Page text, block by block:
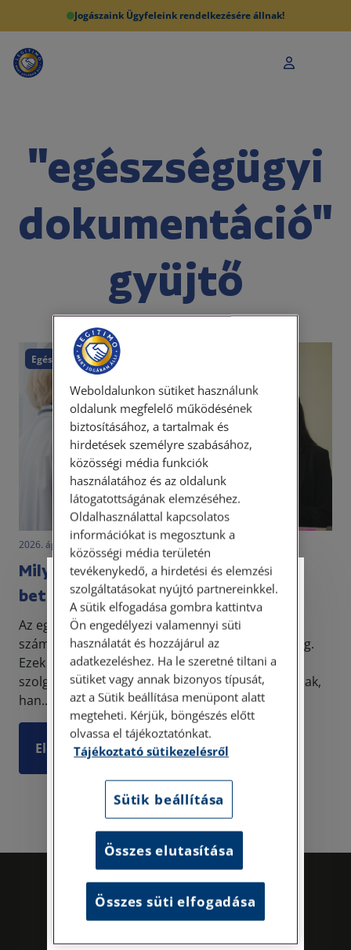
Jogászaink Ügyfeleink rendelkezésére állnak!
"egészségügyi
dokumentáció"
gyüjtő
Egészségügy
2026. április 8. • dr. Novák Katalin Orsolya
Milyen ügyekben fordulhatsz a
betegjogi képviselőhöz?
Az egészségügyi ellátás során minden beteget
számos, törvényben biztosított betegjog illet meg.
Ezek a jogok nem csak „papíron léteznek”: azt
szolgálják, hogy ne érezd magad kiszolgáltatottnak,
han...
Elolvasom
Személyes ügyfélfogadás
Tisztelt Ügyfeleink!
Személyes ügyfélszolgálatunk telefonon
történő előzetes időpontegyeztetés után,
szerdai napokon érhető el.
Címünk: 1087 Budapest, Hungária körút
30/A. 8. emelet. Pontos megközelítési
útmutatónk a Kapcsolat – Elérhetőségeink
menüpont alatt érhető el.
Az energiatudatos és fenntartható
működés iránti elkötelezettségünk
irodamentes, home office munkanapot
tartunk. A rendkívüli hőségre és az
tekintettel ezzel egyszerre óvjuk
munkatársaink egészségét és csökkentjük
Weboldalunkon sütiket használunk
oldalunk megfelelő működésének
biztosításához, a tartalmak és
hirdetések személyre szabásához,
közösségi média funkciók
használatához és az oldalunk
látogatottságának elemzéséhez.
Oldalhasználattal kapcsolatos
információkat is megosztunk a
közösségi média területén
tevékenykedő, a hirdetési és elemzési
szolgáltatásokat nyújtó partnereinkkel.
A sütik elfogadása gombra kattintva
Ön engedélyezi valamennyi süti
használatát és hozzájárul az
adatkezeléshez. Ha le szeretné tiltani a
sütiket vagy annak bizonyos típusát,
azt a Sütik beállítása menüpont alatt
megteheti. Kérjük, böngészés előtt
olvassa el tájékoztatónkat.
Tájékoztató sütikezelésről
Sütik beállítása
Összes elutasítása
Összes süti elfogadása